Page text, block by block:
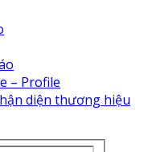
– Profile
diện thương hiệu